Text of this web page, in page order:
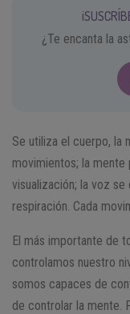
¿Te encanta la
Se utiliza el cuerpo, la
movimientos; la
visualización; la voz
respiración. Cada
El más importante de
controlamos nuestro
somos capaces de
de controlar la mente.